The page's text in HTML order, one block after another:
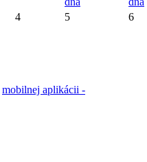
4 5 6
mobilnej aplikácii -